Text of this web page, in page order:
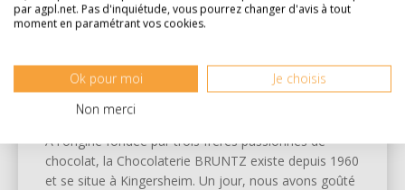
CHOCOLATERIE BRUNTZ
À l'origine fondée par trois frères passionnés de
chocolat, la Chocolaterie BRUNTZ existe depuis 1960
et se situe à Kingersheim. Un jour, nous avons goûté
par agpl.net. Pas d'inquiétude, vous pourrez changer d'avis à tout
moment en paramétrant vos cookies.
Ok pour moi
Je choisis
Non merci